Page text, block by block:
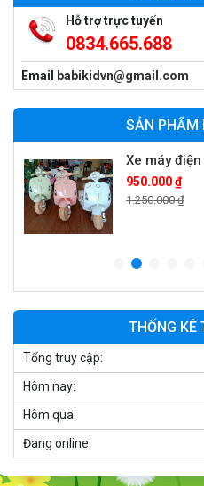
Hỗ trợ trực tuyến
0834.665.688
Email babikidvn@gmail.com
SẢN PHẨM
350.000 ₫
Xe máy
950.000 ₫
1.250.000 ₫
Xe cần cẩu
Xe máy
Xe điện trẻ
THỐNG KÊ
Tổng truy cập:
Hôm nay:
Hôm qua:
Đang online: